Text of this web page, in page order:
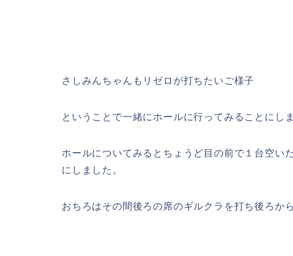
さしみんちゃんもリゼロが打ちたいご様子
ということで一緒にホールに行ってみることにし
ホールについてみるとちょうど目の前で１台空い
にしました。
おちろはその間後ろの席のギルクラを打ち後ろか